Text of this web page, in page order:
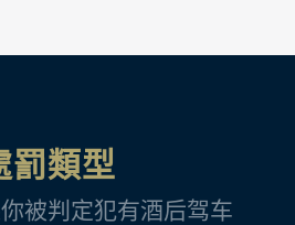
罰類型
被判定犯有酒后驾车